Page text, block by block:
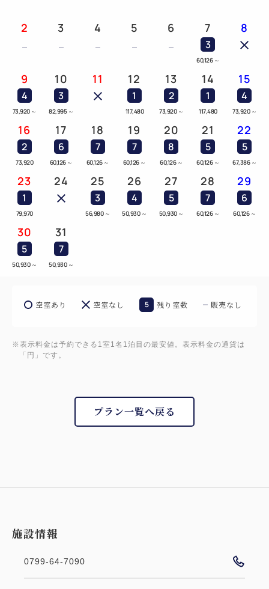
2 3 4 5 6 7
3
60,126 ～
8
9
4
73,920 ～
10
3
82,995 ～
11 12
1
117,480
13
2
73,920 ～
14
1
117,480
15
4
73,920 ～
16
2
73,920
17
6
60,126 ～
18
7
60,126 ～
19
7
60,126 ～
20
8
60,126 ～
21
5
60,126 ～
22
5
67,386 ～
23
1
79,970
24 25
3
56,980 ～
26
4
50,930 ～
27
5
50,930 ～
28
7
60,126 ～
29
6
60,126 ～
30
5
50,930 ～
31
7
50,930 ～
空室あり 空室なし 5 残り室数 販売なし
※表示料金は予約できる1室1名1泊目の最安値。表示料金の通貨は
「円」です。
プラン一覧へ戻る
施設情報
0799-64-7090